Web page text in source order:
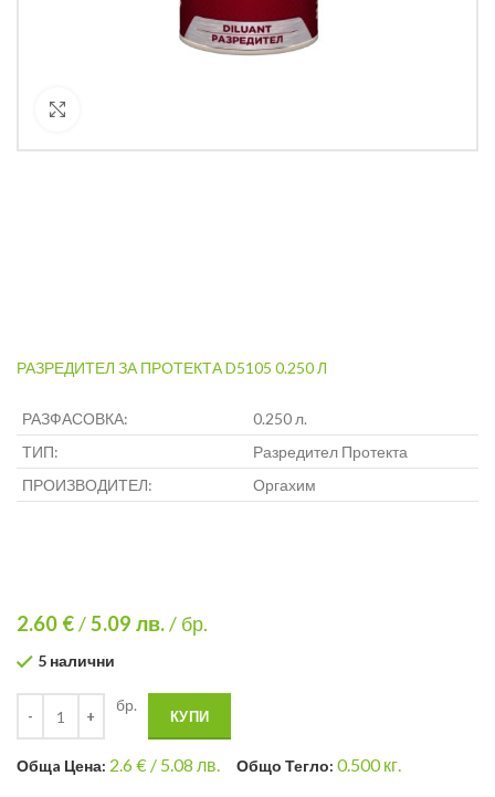
РАЗРЕДИТЕЛ ЗА ПРОТЕКТА D5105 0.250 Л
РАЗФАСОВКА:
0.250 л.
ТИП:
Разредител Протекта
ПРОИЗВОДИТЕЛ:
Оргахим
2.60 €/5.09 лв./ бр.
5 налични
бр.
КУПИ
Общa Цена: 2.6€ / 5.08 лв. Общо Тегло: 0.500кг.